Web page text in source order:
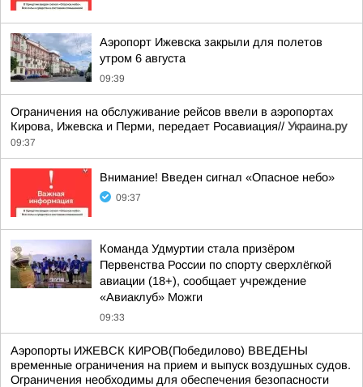
Аэропорт Ижевска закрыли для полетов
утром 6 августа
09:39
Ограничения на обслуживание рейсов ввели в аэропортах
Кирова, Ижевска и Перми, передает Росавиация// Украина.ру
09:37
Внимание! Введен сигнал «Опасное небо»
09:37
Команда Удмуртии стала призёром
Первенства России по спорту сверхлёгкой
авиации (18+), сообщает учреждение
«Авиаклуб» Можги
09:33
Аэропорты ИЖЕВСК КИРОВ(Победилово) ВВЕДЕНЫ
временные ограничения на прием и выпуск воздушных судов.
Ограничения необходимы для обеспечения безопасности